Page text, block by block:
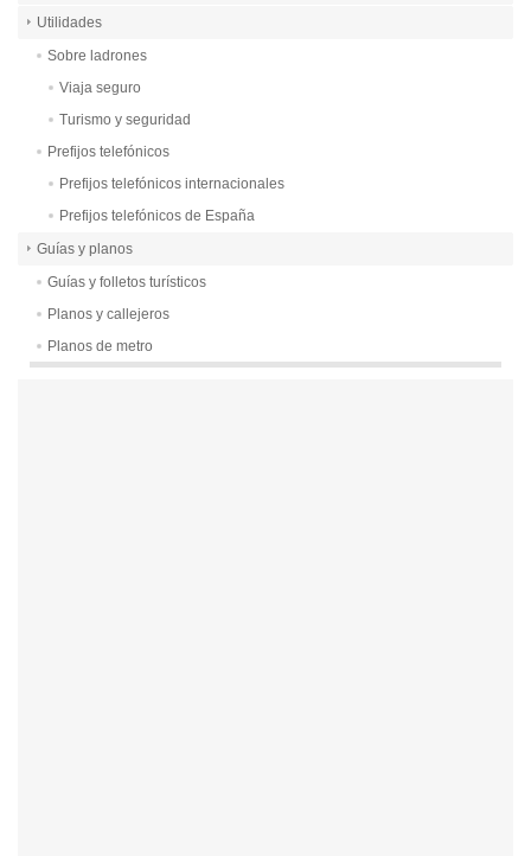
Utilidades
Sobre ladrones
Viaja seguro
Turismo y seguridad
Prefijos telefónicos
Prefijos telefónicos internacionales
Prefijos telefónicos de España
Guías y planos
Guías y folletos turísticos
Planos y callejeros
Planos de metro